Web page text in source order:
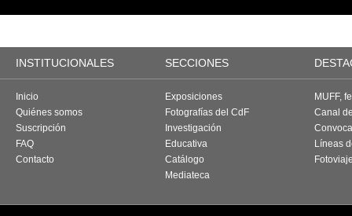
INSTITUCIONALES SECCIONES
Inicio
Quiénes somos
Suscripción
FAQ
Contacto
Exposiciones
Fotografías del CdF
Investigación
Educativa
Catálogo
Mediateca
MUFF,
Canal
Líneas